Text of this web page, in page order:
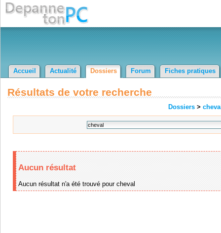
Accueil Actualité Dossiers Forum Fiches pratiques
Résultats de votre recherche
Dossiers >
Aucun résultat
Aucun résultat n'a été trouvé pour cheval